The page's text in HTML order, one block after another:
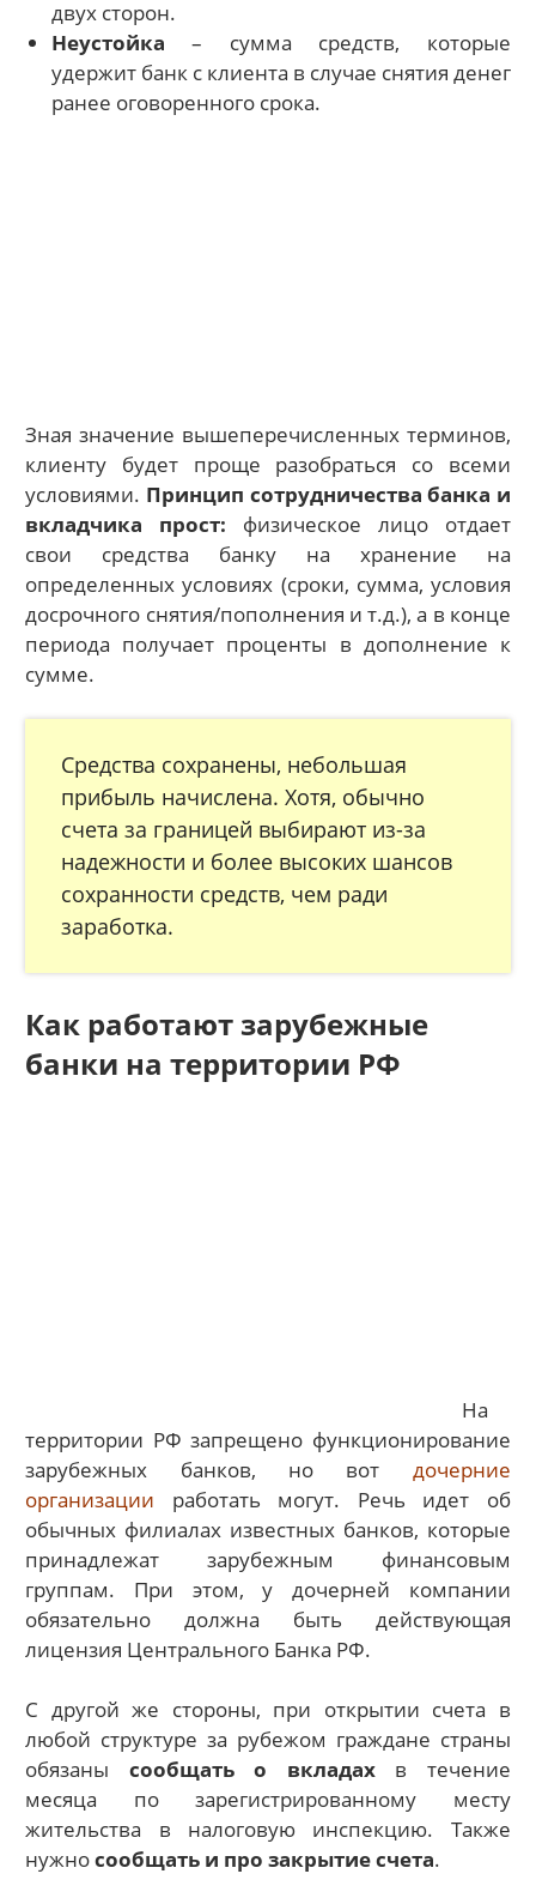
двух сторон.
Неустойка – сумма средств, которые
удержит банк с клиента в случае снятия денег
ранее оговоренного срока.
Зная значение вышеперечисленных терминов,
клиенту будет проще разобраться со всеми
условиями. Принцип сотрудничества банка и
вкладчика прост: физическое лицо отдает
свои средства банку на хранение на
определенных условиях (сроки, сумма, условия
досрочного снятия/пополнения и т.д.), а в конце
периода получает проценты в дополнение к
сумме.
Средства сохранены, небольшая
прибыль начислена. Хотя, обычно
счета за границей выбирают из-за
надежности и более высоких шансов
сохранности средств, чем ради
заработка.
Как работают зарубежные
банки на территории РФ
На
территории РФ запрещено функционирование
зарубежных банков, но вот дочерние
организации работать могут. Речь идет об
обычных филиалах известных банков, которые
принадлежат зарубежным финансовым
группам. При этом, у дочерней компании
обязательно должна быть действующая
лицензия Центрального Банка РФ.
С другой же стороны, при открытии счета в
любой структуре за рубежом граждане страны
обязаны сообщать о вкладахв течение
месяца по зарегистрированному месту
жительства в налоговую инспекцию. Также
нужносообщать и про закрытие счета.